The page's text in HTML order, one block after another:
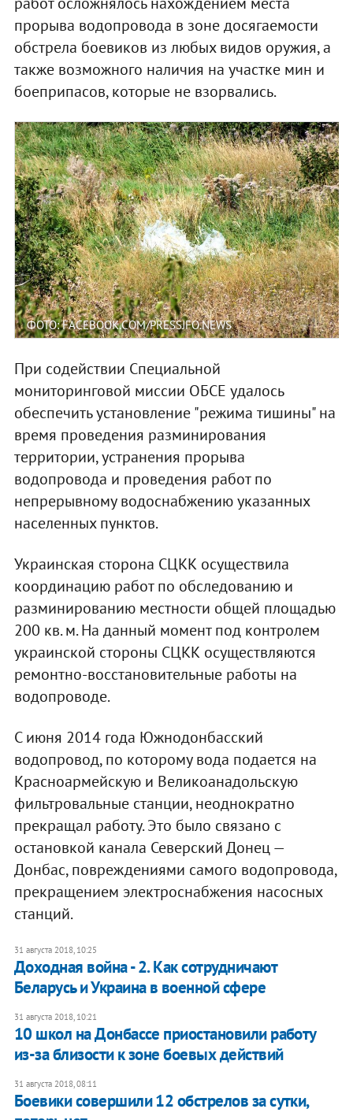
прорыва водопровода в зоне досягаемости
обстрела боевиков из любых видов оружия, а
также возможного наличия на участке мин и
боеприпасов, которые не взорвались.
ФОТО: FACEBOOK.COM/PRESSJFO.NEWS
При содействии Специальной
мониторинговой миссии ОБСЕ удалось
обеспечить установление "режима тишины" на
время проведения разминирования
территории, устранения прорыва
водопровода и проведения работ по
непрерывному водоснабжению указанных
населенных пунктов.
Украинская сторона СЦКК осуществила
координацию работ по обследованию и
разминированию местности общей площадью
200 кв. м. На данный момент под контролем
украинской стороны СЦКК осуществляются
ремонтно-восстановительные работы на
водопроводе.
С июня 2014 года Южнодонбасский
водопровод, по которому вода подается на
Красноармейскую и Великоанадольскую
фильтровальные станции, неоднократно
прекращал работу. Это было связано с
остановкой канала Северский Донец —
Донбас, повреждениями самого водопровода,
прекращением электроснабжения насосных
станций.
31 августа 2018, 10:25
Доходная война - 2. Как сотрудничают
Беларусь и Украина в военной сфере
31 августа 2018, 10:21
10 школ на Донбассе приостановили работу
из-за близости к зоне боевых действий
31 августа 2018, 08:11
Боевики совершили 12 обстрелов за сутки,